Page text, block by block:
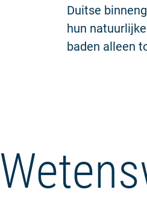
Duitse
hun
baden alleen